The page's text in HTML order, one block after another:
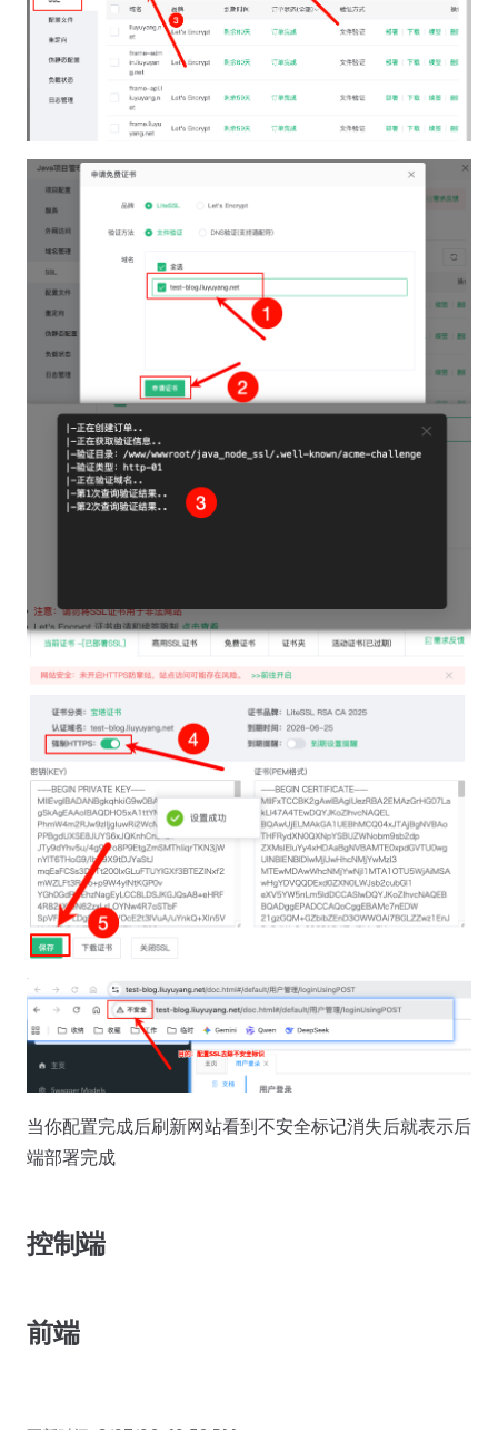
当你配置完成后刷新网站看到不安全标记消失后就表示后
端部署完成
控制端
前端